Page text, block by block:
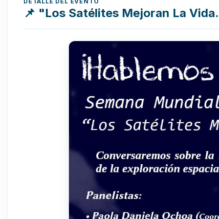
📌 "Los Satélites Mejoran La